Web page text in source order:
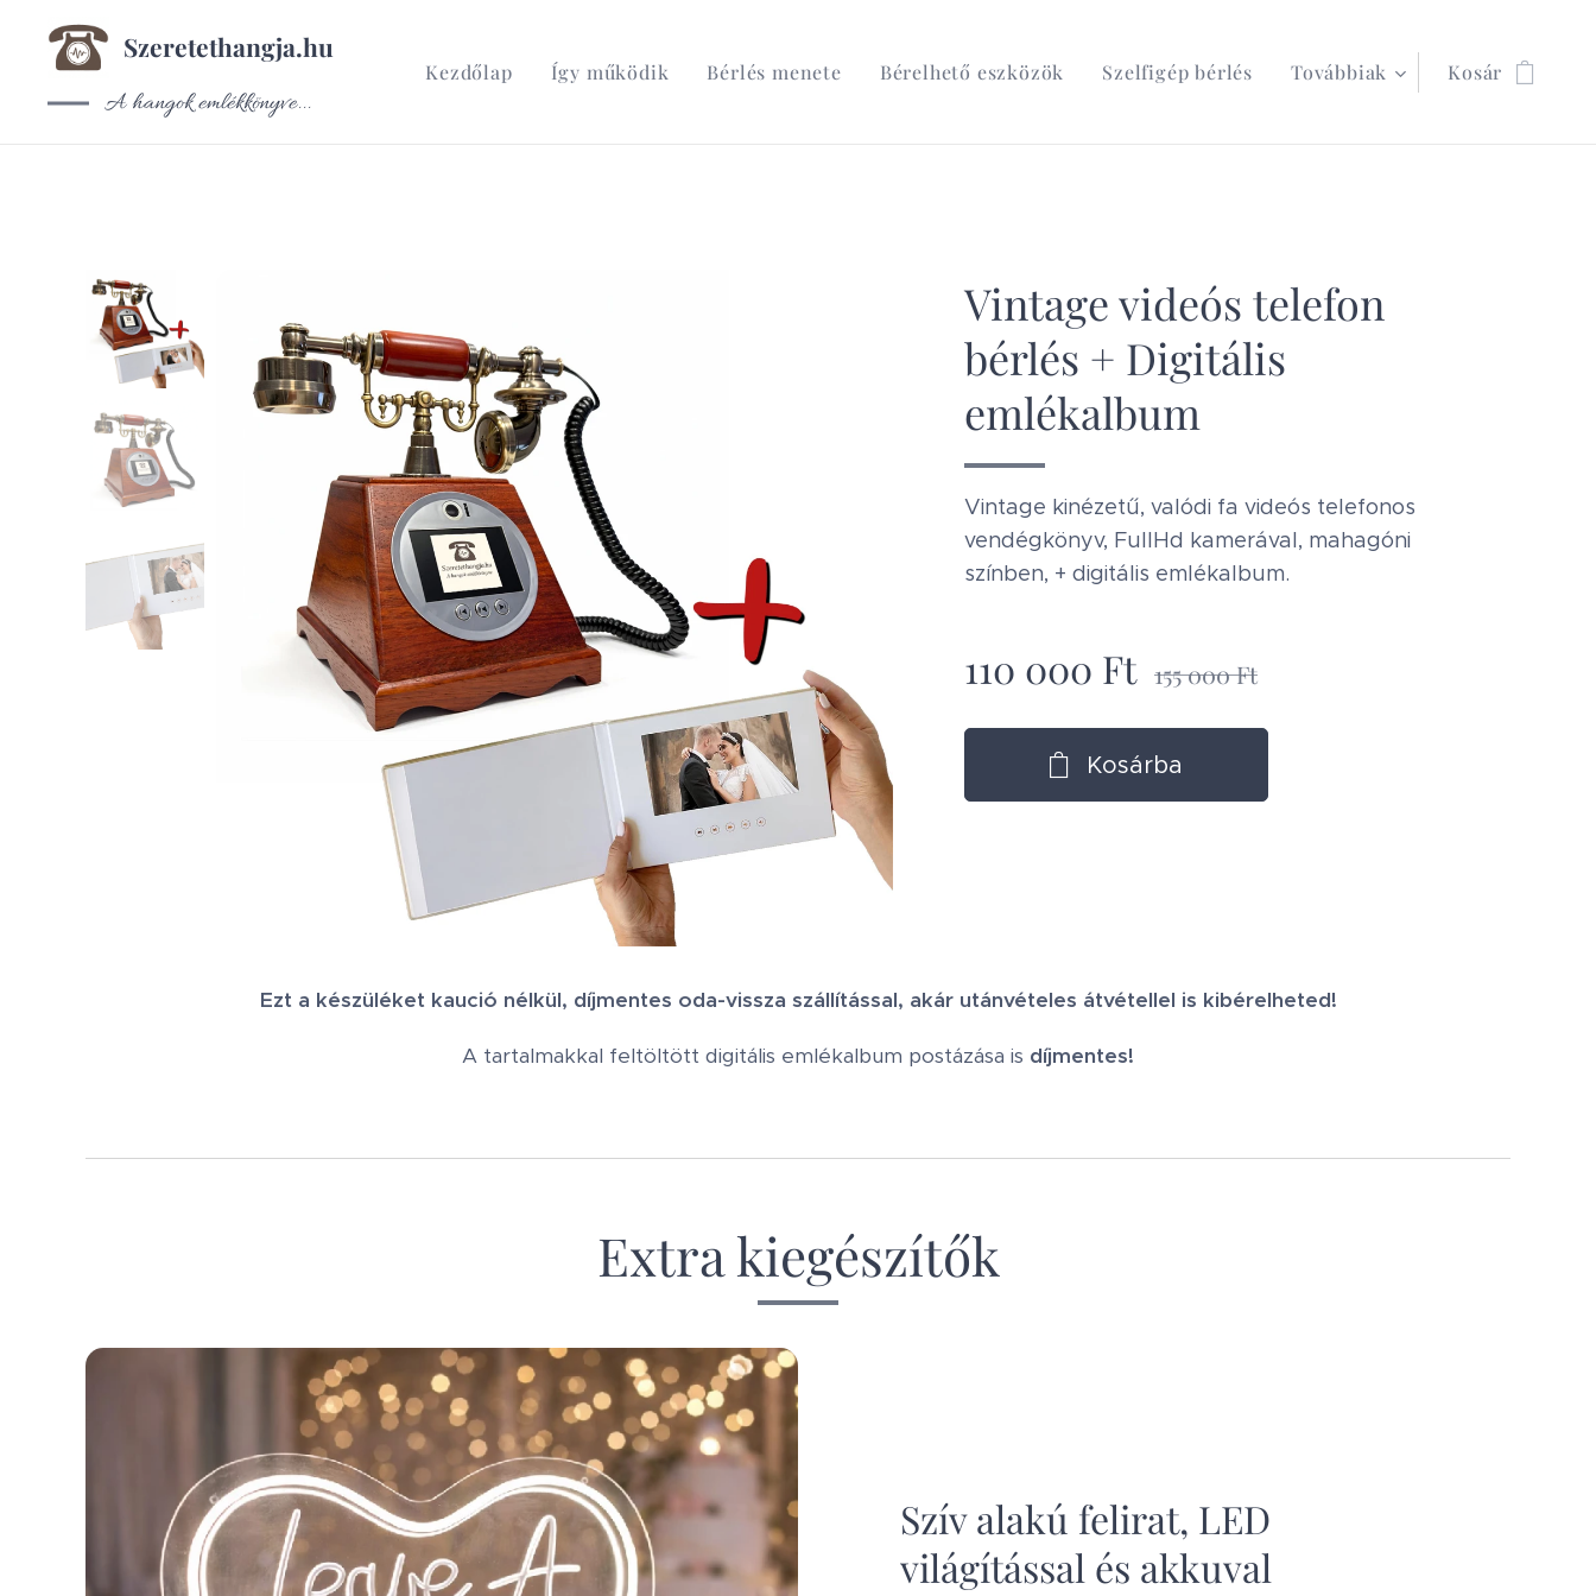
Szeretethangja.hu
A hangok emlékkönyve...
Kezdőlap Így működik Bérlés menete Bérelhető eszközök Szelfigép bérlés Továbbiak Kosár
Vintage videós telefon
bérlés + Digitális
emlékalbum
Vintage kinézetű, valódi fa videós telefonos
vendégkönyv, FullHd kamerával, mahagóni
színben, + digitális emlékalbum.
110 000 Ft 155 000Ft
Kosárba
Ezt a készüléket kaució nélkül, díjmentes oda-vissza szállítással, akár utánvételes átvétellel is kibérelheted!
A tartalmakkal feltöltött digitális emlékalbum postázása is díjmentes!
Extra kiegészítők
Digitális emlékalbum